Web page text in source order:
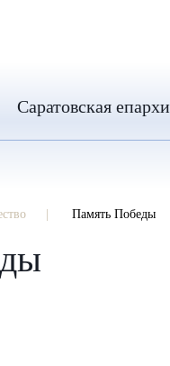
Саратовская
Память Победы